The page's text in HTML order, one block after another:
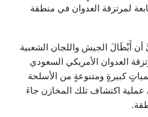
لمرتزقة العدوان في منطقة
أَبْطَالَ الجيش واللجان الشعبية
العدوان الأمريكي السعودي
كبيرةٍ ومتنوعةٍ من الأسلحة
عملية اكتشاف تلك المخازن جاءَ